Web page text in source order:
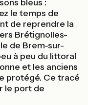
bleus :
le temps de
de reprendre la
Brétignolles-
de Brem-sur-
à peu du littoral
et les anciens
protégé. Ce tracé
le port de